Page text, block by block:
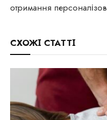
отримання
СХОЖІ СТАТТІ